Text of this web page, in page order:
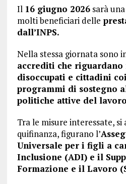
Il 16 giugno 2026sarà
molti beneficiari delle
dall’INPS.
Nella stessa giornata sono
accrediti che
disoccupati e cittadini
programmi di sostegno
politiche attive del
Tra le misure interessate, si
quifinanza, figurano l’
Universale per i figli a
Inclusione (ADI) e il
Formazione e il Lavoro